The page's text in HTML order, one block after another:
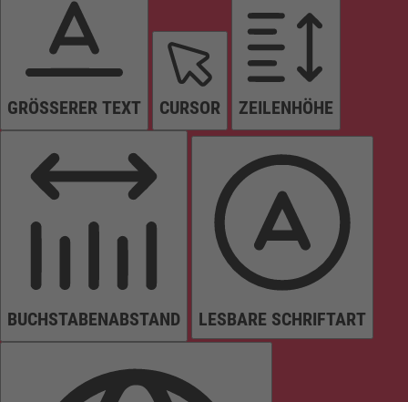
GRÖSSERER TEXT CURSOR ZEILENHÖHE
BUCHSTABENABSTAND LESBARE SCHRIFTART